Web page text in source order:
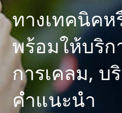
ทางเทคนิคห
พร้อมให้บริก
การเคลม, บ
คำแนะนำ